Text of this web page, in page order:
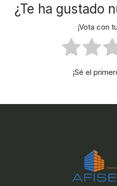
¿Te ha gustado
¡Vota con
¡Sé el